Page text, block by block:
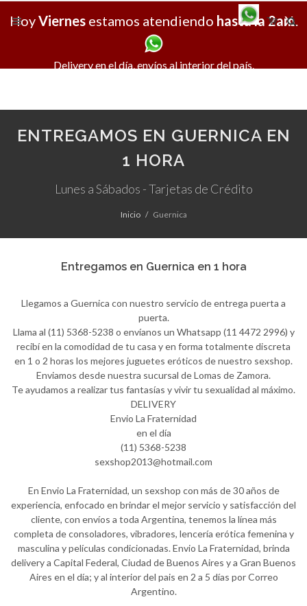
X
HoyViernesestamos atendiendo hasta la 2am.
Delivery en el día, envíos al interior del país.
ENTREGAMOS EN GUERNICA EN
1 HORA
Lunes a Sábados - Tarjetas de Crédito
Inicio Guernica
Entregamos en Guernica en 1 hora
Llegamos a Guernica con nuestro servicio de entrega puerta a
puerta.
Llama al (11) 5368-5238 o envíanos un Whatsapp (11 4472 2996) y
recibí en la comodidad de tu casa y en forma totalmente discreta
en 1 o 2 horas los mejores juguetes eróticos de nuestro sexshop.
Enviamos desde nuestra sucursal de Lomas de Zamora.
Te ayudamos a realizar tus fantasías y vivir tu sexualidad al máximo.
DELIVERY
Envio La Fraternidad
en el día
(11) 5368-5238
sexshop2013@hotmail.com
En Envio La Fraternidad, un sexshop con más de 30 años de
experiencia, enfocado en brindar el mejor servicio y satisfacción del
cliente, con envíos a toda Argentina, tenemos la línea más
completa de consoladores, vibradores, lencería erótica femenina y
masculina y películas condicionadas. Envio La Fraternidad, brinda
delivery a Capital Federal, Ciudad de Buenos Aires y a Gran Buenos
Aires en el día; y al interior del pais en 2 a 5 días por Correo
Argentino.